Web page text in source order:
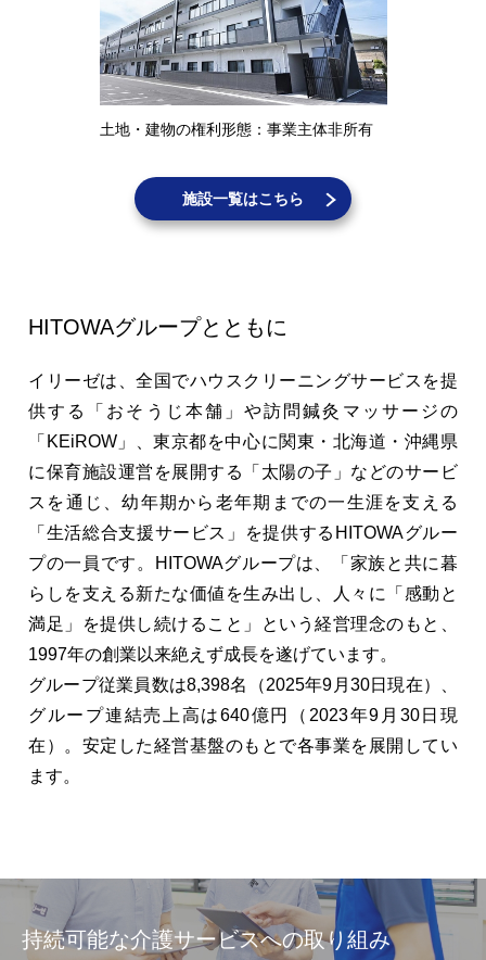
土地・建物の権利形態：事業主体非所有
施設一覧はこちら
HITOWAグループとともに
イリーゼは、全国でハウスクリーニングサービスを提
供する「おそうじ本舗」や訪問鍼灸マッサージの
「KEiROW」、東京都を中心に関東・北海道・沖縄県
に保育施設運営を展開する「太陽の⼦」などのサービ
スを通じ、幼年期から⽼年期までの⼀⽣涯を⽀える
「⽣活総合⽀援サービス」を提供するHITOWAグルー
プの⼀員です。HITOWAグループは、「家族と共に暮
らしを⽀える新たな価値を⽣み出し、⼈々に「感動と
満⾜」を提供し続けること」という経営理念のもと、
1997年の創業以来絶えず成⻑を遂げています。
グループ従業員数は8,398名（2025年9月30日現在）、
グループ連結売上高は640億円（2023年9月30日現
在）。安定した経営基盤のもとで各事業を展開してい
ます。
持続可能な介護サービスへの取り組み